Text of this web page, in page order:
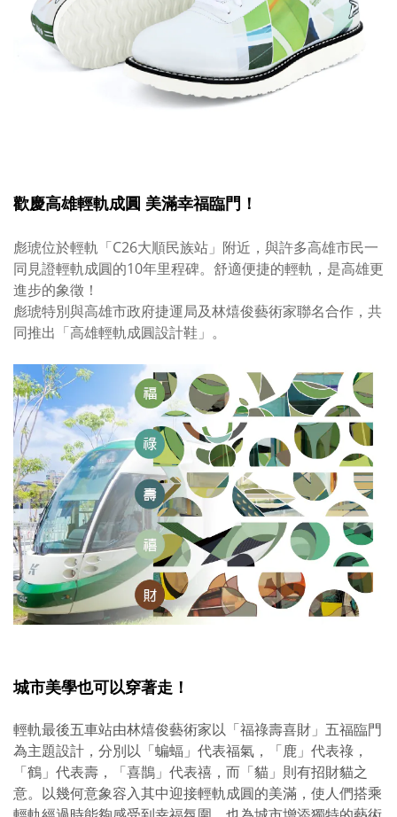
歡慶高雄輕軌成圓 美滿幸福臨門！
彪琥位於輕軌「C26大順民族站」附近，與許多高雄市民一
同見證輕軌成圓的10年里程碑。舒適便捷的輕軌，是高雄更
進步的象徵！
彪琥特別與高雄市政府捷運局及林熺俊藝術家聯名合作，共
同推出「高雄輕軌成圓設計鞋」。
城市美學也可以穿著走！
輕軌最後五車站由林熺俊藝術家以「福祿壽喜財」五福臨門
為主題設計， 分別以「蝙蝠」代表福氣，「鹿」代表祿，
「鶴」代表壽，「喜鵲」代表禧，而「貓」則有招財貓之
意。 以幾何意象容入其中迎接輕軌成圓的美滿，使人們搭乘